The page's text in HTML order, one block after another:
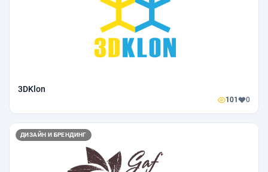
3DKlon
101 0
ДИЗАЙН И БРЕНДИНГ